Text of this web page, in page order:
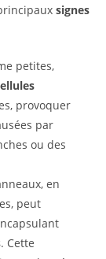
signes
petites,
provoquer
par
ou des
en
peut
. Cette